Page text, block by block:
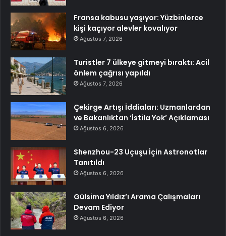
Fransa kabusu yaşıyor: Yüzbinlerce
kişi kaçıyor alevler kovalıyor
Ağustos 7, 2026
Turistler 7 ülkeye gitmeyi bıraktı: Acil
önlem çağrısı yapıldı
Ağustos 7, 2026
Çekirge Artışı İddiaları: Uzmanlardan
ve Bakanlıktan ‘İstila Yok’ Açıklaması
Ağustos 6, 2026
Shenzhou-23 Uçuşu İçin Astronotlar
Tanıtıldı
Ağustos 6, 2026
Gülsima Yıldız’ı Arama Çalışmaları
Devam Ediyor
Ağustos 6, 2026